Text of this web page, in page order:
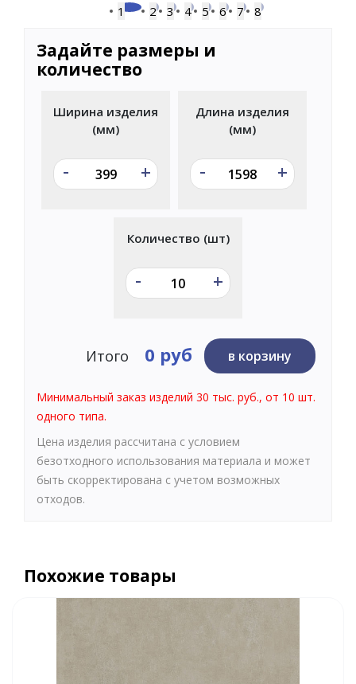
1 2 3 4 5 6 7 8
Задайте размеры и
количество
Ширина изделия
(мм)
- +
Длина изделия
(мм)
- +
Количество (шт)
- +
Итого 0 руб в корзину
Минимальный заказ изделий 30 тыс. руб., от 10 шт.
одного типа.
Цена изделия рассчитана с условием
безотходного использования материала и может
быть скорректирована с учетом возможных
отходов.
Похожие товары